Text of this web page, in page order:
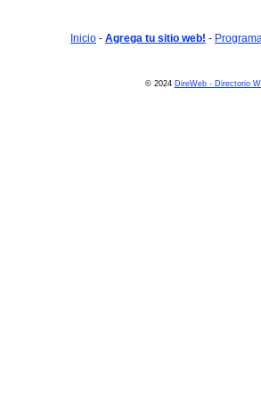
Inicio - Agrega tu sitio web! -
© 2024 DireWeb - Directorio